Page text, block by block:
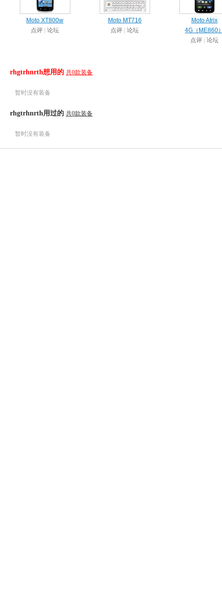
Moto XT800w
点评
论坛
Moto MT716
点评
论坛
Moto Atrix
4G（ME860
点评
论坛
rhgtrhnrth想用的 共0款装备
暂时没有装备
rhgtrhnrth用过的 共0款装备
暂时没有装备